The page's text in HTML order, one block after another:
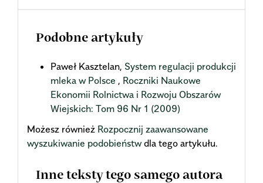
Podobne artykuły
Paweł Kasztelan, System regulacji produkcji
mleka w Polsce , Roczniki Naukowe
Ekonomii Rolnictwa i Rozwoju Obszarów
Wiejskich: Tom 96 Nr 1 (2009)
Możesz również Rozpocznij zaawansowane
wyszukiwanie podobieństwdla tego artykułu.
Inne teksty tego samego autora